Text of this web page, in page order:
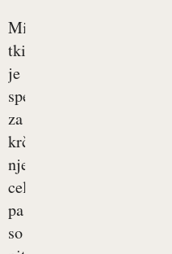
Mišično
tkivo
je
specializirano
za
krčenje,
njegove
celice
pa
so